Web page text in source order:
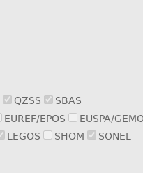
QZSS SBAS
EUREF/EPOS
EUSPA/
LEGOS SHOM
SONEL